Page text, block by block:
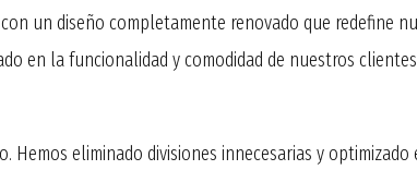
un diseño completamente renovado que redefine
en la funcionalidad y comodidad de nuestros
eliminado divisiones innecesarias y